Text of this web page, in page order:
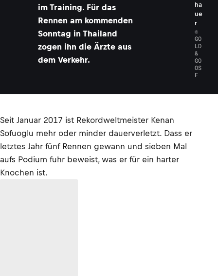
im Training. Für das
Rennen am kommenden
Sonntag in Thailand
zogen ihn die Ärzte aus
dem Verkehr.
ha
ue
r
©
GO
LD
&
GO
OS
E
Seit Januar 2017 ist Rekordweltmeister Kenan
Sofuoglu mehr oder minder dauerverletzt. Dass er
letztes Jahr fünf Rennen gewann und sieben Mal
aufs Podium fuhr beweist, was er für ein harter
Knochen ist.